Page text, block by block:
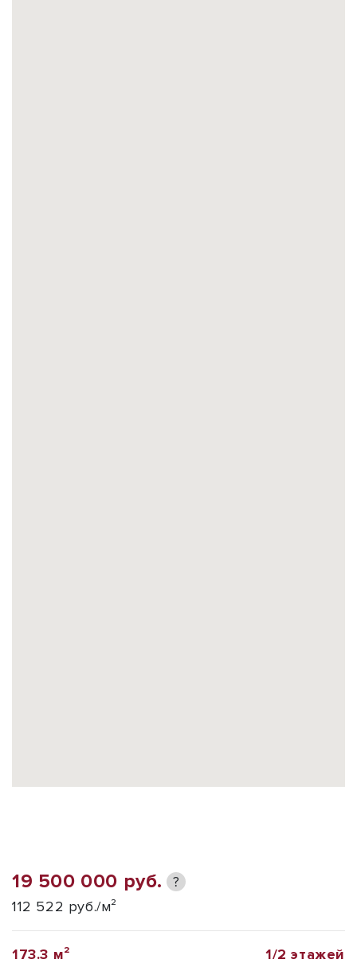
19 500 000 руб. ?
112 522 руб./м²
173.3 м² 1/2 этажей